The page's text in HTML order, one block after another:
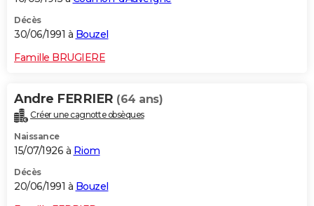
Décès
30/06/1991 à Bouzel
Famille BRUGIERE
Andre FERRIER (64 ans)
Créer une cagnotte obsèques
Naissance
15/07/1926 à Riom
Décès
20/06/1991 à Bouzel